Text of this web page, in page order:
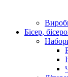
Бісер,